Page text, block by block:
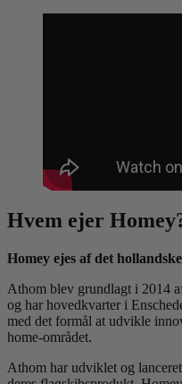
Hvem ejer
Homey ejes af det
Athom blev grundlagt i 2014
og har hovedkvarter i
med det formål at udvikle
home-området.
Athom har udviklet og